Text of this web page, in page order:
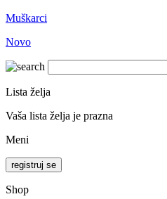
Muškarci
Novo
Lista želja
Vaša lista želja je prazna
Meni
registruj se
Shop